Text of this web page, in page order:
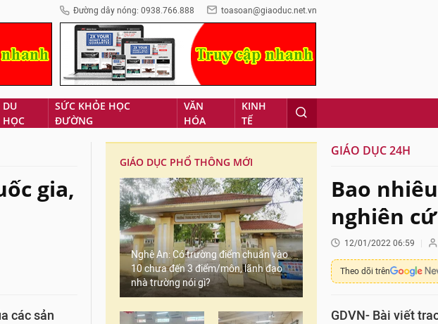
Đường dây nóng: 0938.766.888 toasoan@giaoduc.net.vn
DU
HỌC
SỨC KHỎE HỌC
ĐƯỜNG
VĂN
HÓA
KINH
TẾ
gia,
các sản
GIÁO DỤC PHỔ THÔNG MỚI
Nghệ An: Có trường điểm chuẩn vào
10 chưa đến 3 điểm/môn, lãnh đạo
nhà trường nói gì?
GIÁO DỤC 24H
Bao
nghiên
12/01/2022 06:59
Theo dõi trên
GDVN- Bài viết